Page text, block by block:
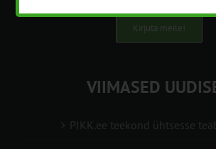
Kirjuta meile!
VIIMASED
PIKK.ee teekond ühtsesse